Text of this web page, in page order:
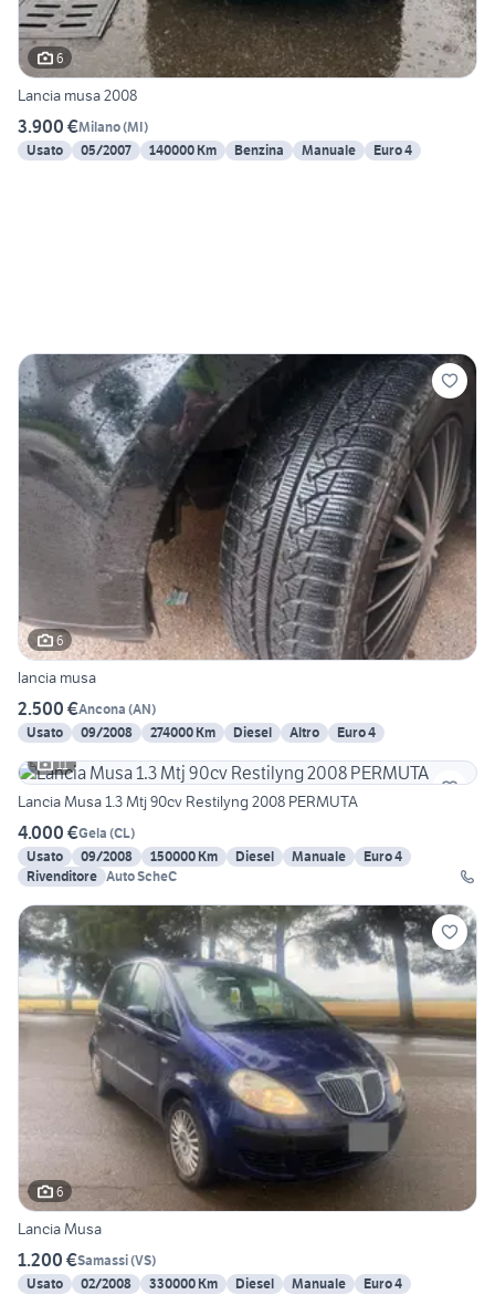
6
Lancia musa 2008
3.900 €Milano(MI)
Usato
05/2007 140000 Km Benzina Manuale Euro 4
6
lancia musa
2.500 €Ancona (AN)
Usato
09/2008 274000 Km Diesel Altro
Euro 4
11
Lancia Musa 1.3 Mtj 90cv Restilyng 2008 PERMUTA
4.000 €Gela (CL)
Usato
09/2008 150000 Km Diesel Manuale
Euro 4
Rivenditore Auto ScheC
6
Lancia Musa
1.200 €Samassi(VS)
Usato
02/2008 330000 Km Diesel Manuale Euro 4